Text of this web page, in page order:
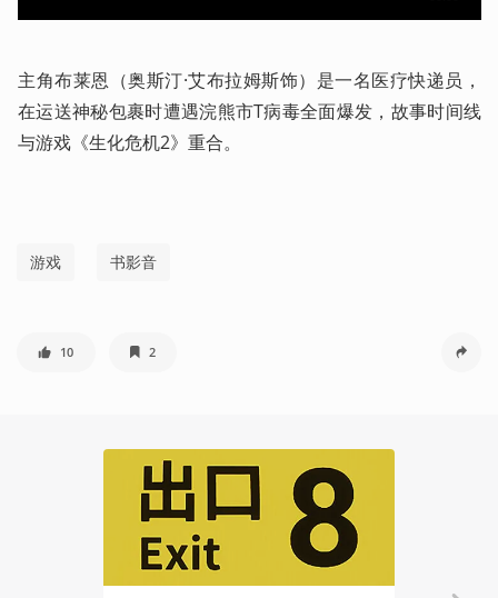
主角布莱恩（奥斯汀·艾布拉姆斯饰）是一名医疗快递员，
在运送神秘包裹时遭遇浣熊市T病毒全面爆发，故事时间线
与游戏《生化危机2》重合。
游戏 书影音
10 2